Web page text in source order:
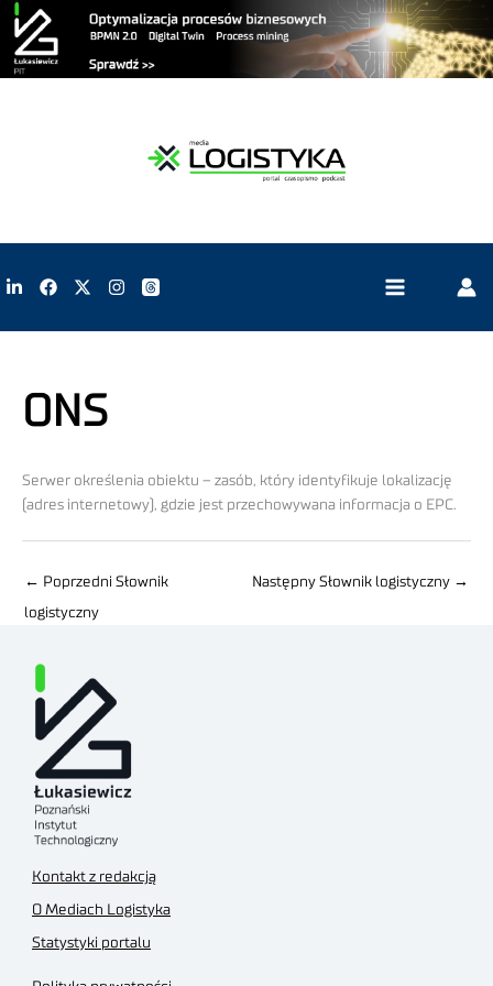
ONS
Serwer określenia obiektu – zasób, który identyfikuje lokalizację
(adres internetowy), gdzie jest przechowywana informacja o EPC.
← Poprzedni Słownik
logistyczny
Następny Słownik logistyczny →
Kontakt z redakcją
O Mediach Logistyka
Statystyki portalu